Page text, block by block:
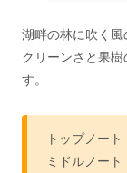
湖畔の林に吹く
クリーンさと果
す。
トップノー
ミドルノー